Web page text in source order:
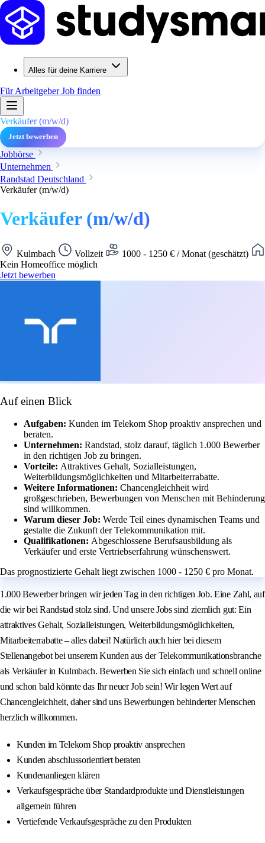
Alles für deine Karriere
Für ArbeitgeberJob finden
Verkäufer (m/w/d)
Jetzt bewerben
Jobbörse
Unternehmen
Randstad Deutschland
Verkäufer (m/w/d)
Verkäufer (m/w/d)
Kulmbach Vollzeit
1000 - 1250 € / Monat (geschätzt)
Kein Homeoffice möglich
Jetzt bewerben
Auf einen Blick
Aufgaben: Kunden im Telekom Shop proaktiv ansprechen und
beraten.
Unternehmen: Randstad, stolz darauf, täglich 1.000 Bewerber
in den richtigen Job zu bringen.
Vorteile: Attraktives Gehalt, Sozialleistungen,
Weiterbildungsmöglichkeiten und Mitarbeiterrabatte.
Weitere Informationen: Chancengleichheit wird
großgeschrieben, Bewerbungen von Menschen mit Behinderung
sind willkommen.
Warum dieser Job: Werde Teil eines dynamischen Teams und
gestalte die Zukunft der Telekommunikation mit.
Qualifikationen: Abgeschlossene Berufsausbildung als
Verkäufer und erste Vertriebserfahrung wünschenswert.
Das prognostizierte Gehalt liegt zwischen 1000 - 1250 € pro Monat.
1.000 Bewerber bringen wir jeden Tag in den richtigen Job. Eine Zahl, auf
die wir bei Randstad stolz sind. Und unsere Jobs sind ziemlich gut: Ein
attraktives Gehalt, Sozialleistungen, Weiterbildungsmöglichkeiten,
Mitarbeiterrabatte – alles dabei! Natürlich auch hier bei diesem
Stellenangebot bei unserem Kunden aus der Telekommunikationsbranche
als Verkäufer in Kulmbach. Bewerben Sie sich einfach und schnell online
und schon bald könnte das Ihr neuer Job sein! Wir legen Wert auf
Chancengleichheit, daher sind uns Bewerbungen behinderter Menschen
herzlich willkommen.
Kunden im Telekom Shop proaktiv ansprechen
Kunden abschlussorientiert beraten
Kundenanliegen klären
Verkaufsgespräche über Standardprodukte und Dienstleistungen
allgemein führen
Vertiefende Verkaufsgespräche zu den Produkten